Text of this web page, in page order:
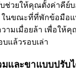
ช่วยให้คุณตั้งค่าคีย์บ
นขณะที่ที่พักข้อมือแ
ามเมื่อยล้า เพื่อให้คุ
แล้วรอบเล่า
และขาแบบปรับ